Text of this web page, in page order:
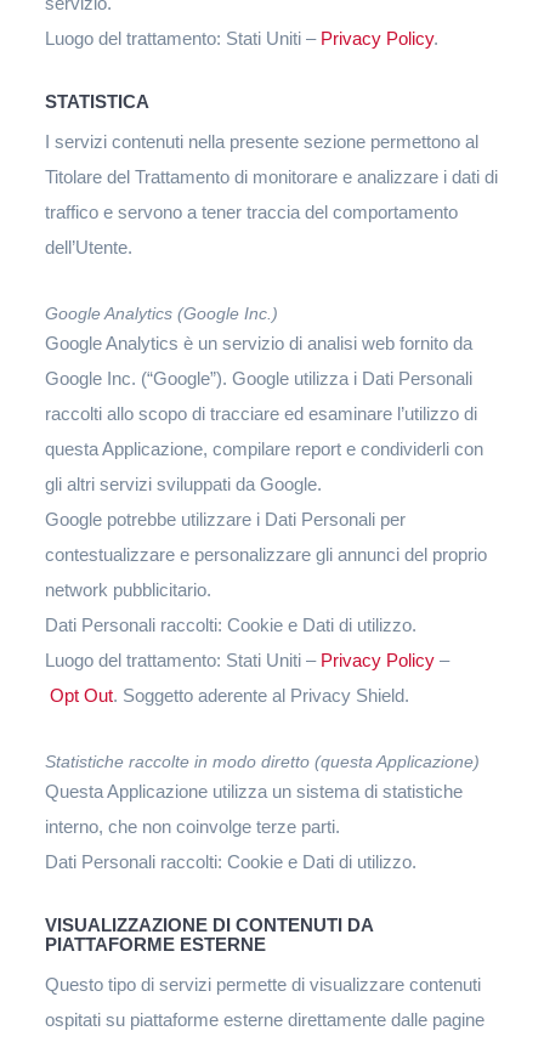
Luogo del trattamento: Stati Uniti – Privacy Policy.
STATISTICA
I servizi contenuti nella presente sezione permettono al
Titolare del Trattamento di monitorare e analizzare i dati di
traffico e servono a tener traccia del comportamento
dell’Utente.
Google Analytics (Google Inc.)
Google Analytics è un servizio di analisi web fornito da
Google Inc. (“Google”). Google utilizza i Dati Personali
raccolti allo scopo di tracciare ed esaminare l’utilizzo di
questa Applicazione, compilare report e condividerli con
gli altri servizi sviluppati da Google.
Google potrebbe utilizzare i Dati Personali per
contestualizzare e personalizzare gli annunci del proprio
network pubblicitario.
Dati Personali raccolti: Cookie e Dati di utilizzo.
Luogo del trattamento: Stati Uniti – Privacy Policy –
Opt Out. Soggetto aderente al Privacy Shield.
Statistiche raccolte in modo diretto (questa Applicazione)
Questa Applicazione utilizza un sistema di statistiche
interno, che non coinvolge terze parti.
Dati Personali raccolti: Cookie e Dati di utilizzo.
VISUALIZZAZIONE DI CONTENUTI DA
PIATTAFORME ESTERNE
Questo tipo di servizi permette di visualizzare contenuti
ospitati su piattaforme esterne direttamente dalle pagine